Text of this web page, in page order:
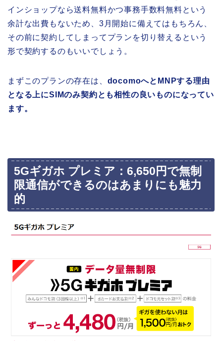
インショップなら送料無料かつ事務手数料無料という
余計な出費もないため、3月開始に備えてはもちろん、
その前に契約してしまってプランを切り替えるという
形で契約するのもいいでしょう。
まずこのプランの存在は、 docomoへとMNPする理由
となる上にSIMのみ契約とも相性の良いものになってい
ます。
5Gギガホ プレミア：6,650円で無制
限通信ができるのはあまりにも魅力
的